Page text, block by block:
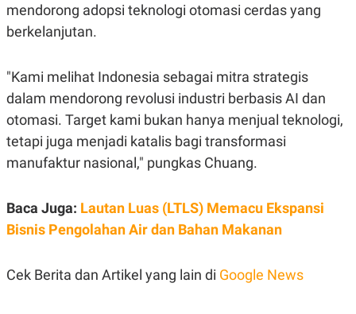
P
E
R
A
D
T
I
I
N
G
K
E
I
I
D
mendorong adopsi teknologi otomasi cerdas yang
berkelanjutan.
"Kami melihat Indonesia sebagai mitra strategis
dalam mendorong revolusi industri berbasis AI dan
otomasi. Target kami bukan hanya menjual teknologi,
tetapi juga menjadi katalis bagi transformasi
manufaktur nasional," pungkas Chuang.
Baca Juga: Lautan Luas (LTLS) Memacu Ekspansi
Bisnis Pengolahan Air dan Bahan Makanan
Cek Berita dan Artikel yang lain di Google News